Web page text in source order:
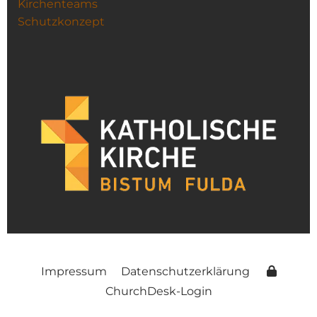
Kirchenteams
Schutzkonzept
Impressum
Datenschutzerklärung
ChurchDesk-Login